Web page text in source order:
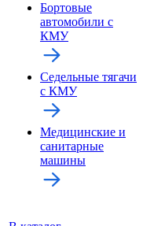
Бортовые
автомобили с
КМУ
Седельные тягачи
с КМУ
Медицинские и
санитарные
машины